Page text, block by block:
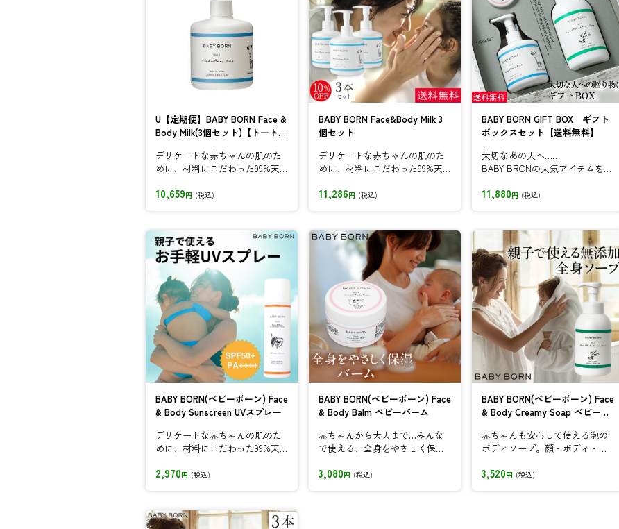
U【定期便】BABY BORN Face &
Body Milk(3個セット)【トート
デリケートな赤ちゃんの肌のた
めに、材料にこだわった99%天
10,659円 (税込)
BABY BORN Face&Body Milk 3
個セット
デリケートな赤ちゃんの肌のた
めに、材料にこだわった99%天
11,286円 (税込)
BABY BORN GIFT BOX ギフト
ボックスセット【送料無料】
大切なあの人へ……
BABY BRONの人気アイテムをギ
11,880円 (税込)
BABY BORN(ベビーボーン) Face
& Body Sunscreen UVスプレー
デリケートな赤ちゃんの肌のた
めに、材料にこだわった99%天
2,970円 (税込)
BABY BORN(ベビーボーン) Face
& Body Balm ベビーバーム
赤ちゃんから大人まで…みんな
で使える、全身をやさしく保湿
3,080円 (税込)
BABY BORN(ベビーボーン) Face
& Body Creamy Soap ベビーソ
赤ちゃんも安心して使える泡の
ボディソープ。顔・ボディ・髪
3,520円 (税込)